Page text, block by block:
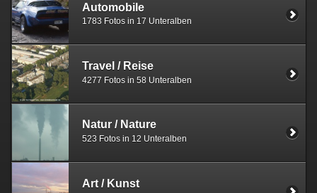
Automobile
1783 Fotos in 17 Unteralben
Travel / Reise
4277 Fotos in 58 Unteralben
Natur / Nature
523 Fotos in 12 Unteralben
Art / Kunst